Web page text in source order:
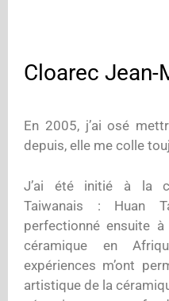
Cloarec Jean-
En 2005, j’ai osé
depuis, elle me colle
J’ai été initié à la
Taiwanais : Huan
perfectionné ensuite
céramique en
expériences m’ont
artistique de la